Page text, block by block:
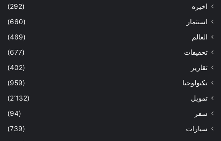
اخيره
(292)
استثمار
(660)
العالم
(469)
تحقيقات
(677)
تقارير
(402)
تكنولوجيا
(959)
تمويل
(2٬132)
سفر
(94)
سيارات
(739)